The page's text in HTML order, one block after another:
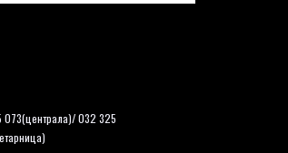
073(централа)/ 032 325